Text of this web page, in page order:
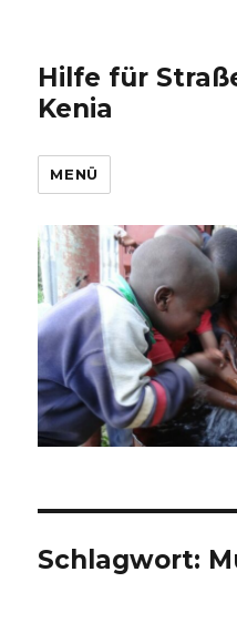
Hilfe für
Kenia
MENÜ
Schlagwort: